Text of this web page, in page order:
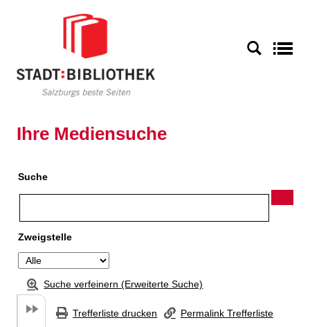
Ihre Mediensuche
Suche
Zweigstelle
Suche verfeinern (Erweiterte Suche)
Trefferliste drucken
Permalink Trefferliste